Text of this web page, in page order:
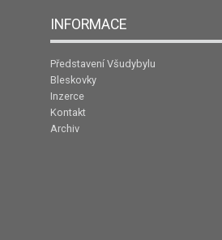
INFORMACE
Představení Všudybylu
Bleskovky
Inzerce
Kontakt
Archiv